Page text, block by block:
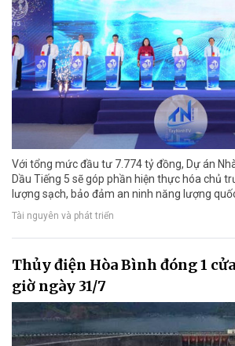
Với tổng mức đầu tư 7.774 tỷ đồng, Dự án
Dầu Tiếng 5 sẽ góp phần hiện thực hóa chủ
lượng sạch, bảo đảm an ninh năng lượng
Tài nguyên và phát triển
Thủy điện Hòa Bình đóng 1
giờ ngày 31/7